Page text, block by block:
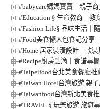
#babycare媽媽寶寶｜親子
#Education § 生命教育｜教
#Fashion Life§ 品味生活｜
#Food美食懶人包食記分享
#Home 居家裝潢設計｜軟
#Recipe廚房點滴｜食譜專欄
#Taipeifood台北美食餐廳推
#Taiwan Hotel台灣旅遊|親
#Taiwanfood台灣新北美食
#TRAVEL § 玩樂旅遊|旅遊